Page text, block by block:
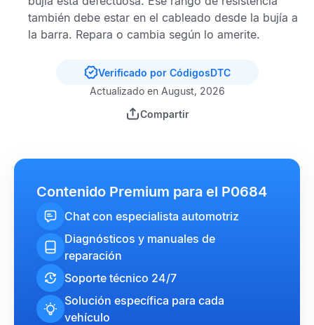
también debe estar en el cableado desde la bujía a
la barra. Repara o cambia según lo amerite.
Verificado por CódigosDTC
Actualizado en August, 2026
Compartir
Contenido Premium para el P0684
Chat con especialista automotriz
Diagnósticos y manuales de
reparación
Soporte técnico 24/7
Solución específica para cada
vehículo